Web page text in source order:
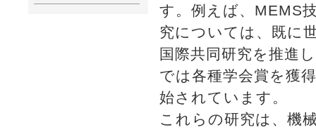
す。例えば、MEMS
究については、既に
国際共同研究を推進
では各種学会賞を獲
始されています。
これらの研究は、機